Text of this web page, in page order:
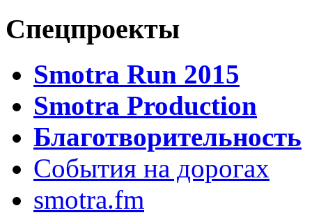
Спецпроекты
Smotra Run 2015
Smotra Production
Благотворительность
События на дорогах
smotra.fm